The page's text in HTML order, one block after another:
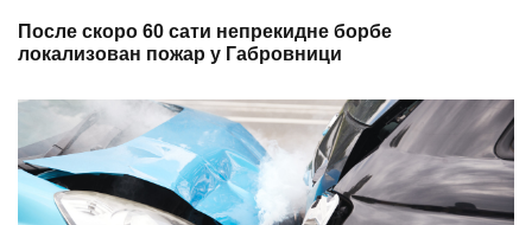
После скоро 60 сати непрекидне борбе
локализован пожар у Габровници